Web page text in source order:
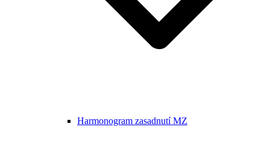
Harmonogram zasadnutí MZ